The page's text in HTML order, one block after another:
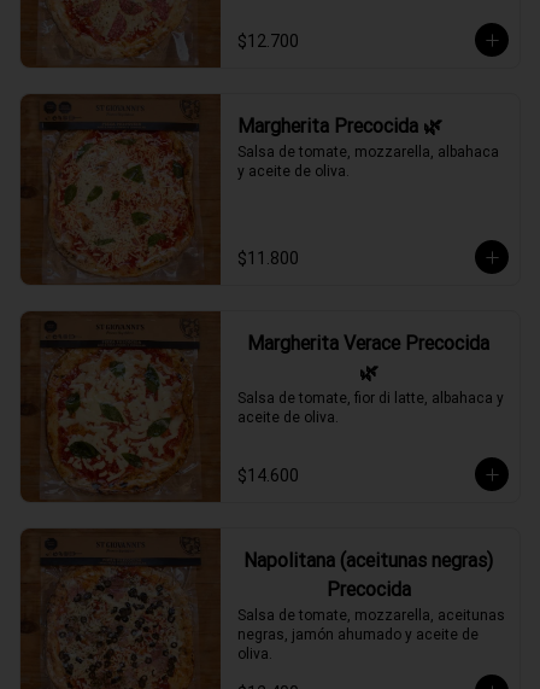
$12.700
Margherita Precocida 🌿
Salsa de tomate, mozzarella, albahaca
y aceite de oliva.
$11.800
Margherita Verace Precocida
🌿
Salsa de tomate, fior di latte, albahaca y
aceite de oliva.
$14.600
Napolitana (aceitunas negras)
Precocida
Salsa de tomate, mozzarella, aceitunas
negras, jamón ahumado y aceite de
oliva.